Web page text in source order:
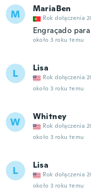
M MariaBen
Rok dołączenia
Engraçado
około 3 roku temu
L Lisa
Rok dołączenia
około 3 roku temu
W Whitney
Rok dołączenia
około 3 roku temu
L Lisa
Rok dołączenia
około 3 roku temu